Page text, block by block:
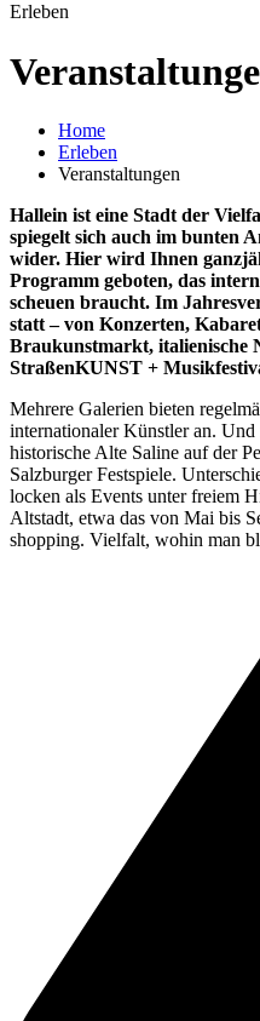
Erleben
Home
Erleben
Veranstaltungen
Hallein ist eine Stadt der
spiegelt sich auch im bunten
wider. Hier wird Ihnen
Programm geboten, das
scheuen braucht. Im
statt – von Konzerten,
Braukunstmarkt, italienische
StraßenKUNST +
Mehrere Galerien bieten
internationaler Künstler an.
historische Alte Saline auf der
Salzburger Festspiele.
locken als Events unter freiem
Altstadt, etwa das von Mai bis
shopping. Vielfalt, wohin man